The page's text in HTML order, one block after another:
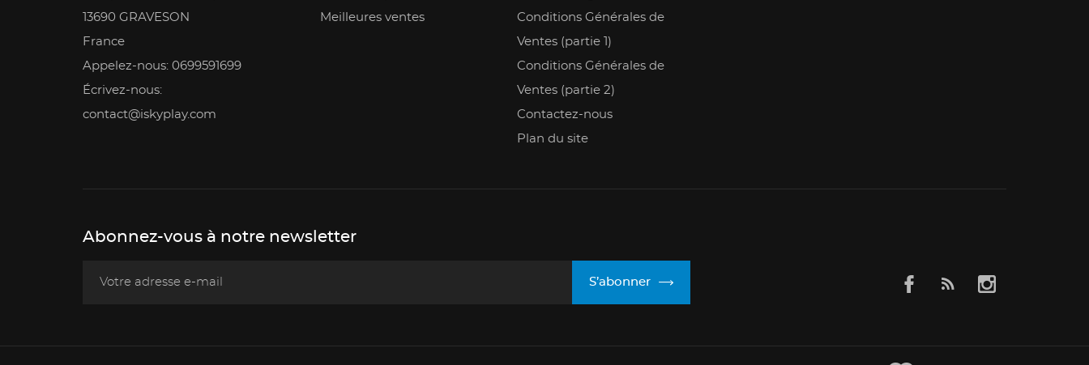
13690 GRAVESON
France
Appelez-nous: 0699591699
Écrivez-nous:
contact@iskyplay.com
Meilleures ventes
Conditions Générales de
Ventes (partie 1)
Conditions Générales de
Ventes (partie 2)
Contactez-nous
Plan du site
Abonnez-vous à notre newsletter
S’abonner